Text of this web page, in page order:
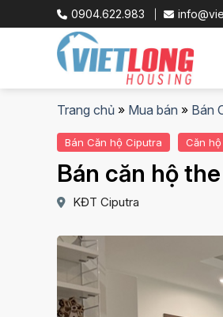
to
0904.622.983
Trang chủ » Mua bán » Bán
Bán Căn hộ Ciputra Căn
Bán căn hộ
KĐT Ciputra